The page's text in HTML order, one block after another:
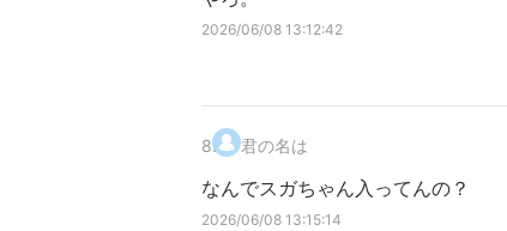
2026/06/08 13:12:42
8. 君の名は
なんでスガちゃん入ってんの？
2026/06/08 13:15:14